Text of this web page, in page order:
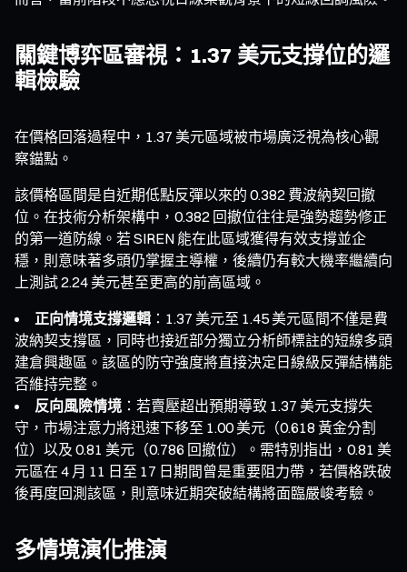
關鍵博弈區審視：1.37 美元支撐位的邏
輯檢驗
在價格回落過程中，1.37 美元區域被市場廣泛視為核心觀
察錨點。
該價格區間是自近期低點反彈以來的 0.382 費波納契回撤
位。在技術分析架構中，0.382 回撤位往往是強勢趨勢修正
的第一道防線。若 SIREN 能在此區域獲得有效支撐並企
穩，則意味著多頭仍掌握主導權，後續仍有較大機率繼續向
上測試 2.24 美元甚至更高的前高區域。
正向情境支撐邏輯 ：1.37 美元至 1.45 美元區間不僅是費
波納契支撐區，同時也接近部分獨立分析師標註的短線多頭
建倉興趣區。該區的防守強度將直接決定日線級反彈結構能
否維持完整。
反向風險情境 ：若賣壓超出預期導致 1.37 美元支撐失
守，市場注意力將迅速下移至 1.00 美元（0.618 黃金分割
位）以及 0.81 美元（0.786 回撤位）。需特別指出，0.81 美
元區在 4 月 11 日至 17 日期間曾是重要阻力帶，若價格跌破
後再度回測該區，則意味近期突破結構將面臨嚴峻考驗。
多情境演化推演